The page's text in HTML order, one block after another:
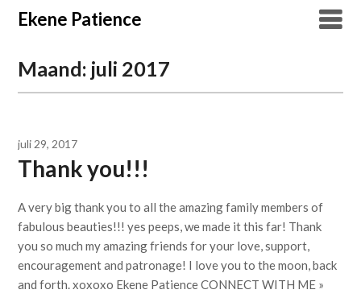
Overslaan
naar
Ekene Patience
Maand: juli 2017
juli 29, 2017
Thank you!!!
A very big thank you to all the amazing family members of
fabulous beauties!!! yes peeps, we made it this far! Thank
you so much my amazing friends for your love, support,
encouragement and patronage! I love you to the moon, back
and forth. xoxoxo Ekene Patience CONNECT WITH ME »